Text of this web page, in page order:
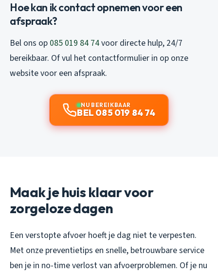
Hoe kan ik contact opnemen voor een
afspraak?
Bel ons op 085 019 84 74voor directe hulp, 24/7
bereikbaar. Of vul het contactformulier in op onze
website voor een afspraak.
NU BEREIKBAAR
BEL 085 019 84 74
Maak je huis klaar voor
zorgeloze dagen
Een verstopte afvoer hoeft je dag niet te verpesten.
Met onze preventietips en snelle, betrouwbare service
ben je in no-time verlost van afvoerproblemen. Of je nu